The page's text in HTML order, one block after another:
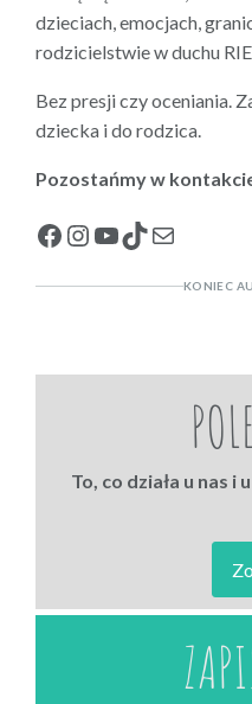
dzieciach, emocjach,
rodzicielstwie w duchu
Bez presji czy oceniania.
dziecka i do rodzica.
Pozostańmy w
Facebook
Instagram
YouTube
TikTok
Mail
KONIEC
To, co działa u nas